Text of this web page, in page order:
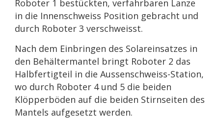
Roboter 1 bestückten, verfahrbaren Lanze
in die Innenschweiss Position gebracht und
durch Roboter 3 verschweisst.
Nach dem Einbringen des Solareinsatzes in
den Behältermantel bringt Roboter 2 das
Halbfertigteil in die Aussenschweiss-Station,
wo durch Roboter 4 und 5 die beiden
Klöpperböden auf die beiden Stirnseiten des
Mantels aufgesetzt werden.